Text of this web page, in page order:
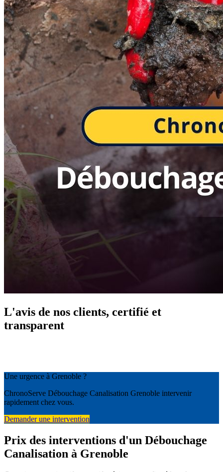
L'avis de nos clients, certifié et
transparent
Une urgence à Grenoble ?
ChronoServe Débouchage Canalisation Grenoble intervenir
rapidement chez vous.
Demander une intervention
Prix des interventions d'un Débouchage
Canalisation à Grenoble